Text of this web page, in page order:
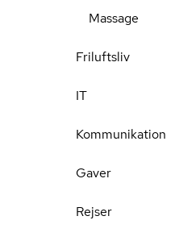
Massage
Friluftsliv
IT
Kommunikation
Gaver
Rejser